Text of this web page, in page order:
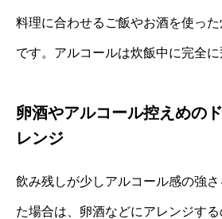
料理に合わせるご飯やお酒を使っ
です。アルコールは炊飯中に完全に
卵酒やアルコール控えめの
レンジ
飲み残しが少しアルコール感の強
た場合は、卵酒などにアレンジする